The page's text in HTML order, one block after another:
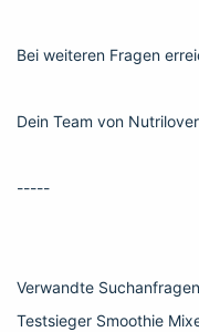
Bei weiteren Fragen
Dein Team von
-----
Verwandte
Testsieger Smoothie